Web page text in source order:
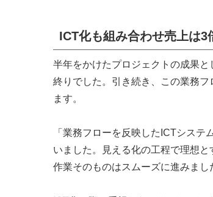
ICT化も組み合わせ売上は3
半年をかけたプロジェクトの成果
終りでした。引き続き、この業務
ます。
「業務フローを反映したICTシス
いました。見える化の工程で理想
作業そのものはスムーズに進みまし